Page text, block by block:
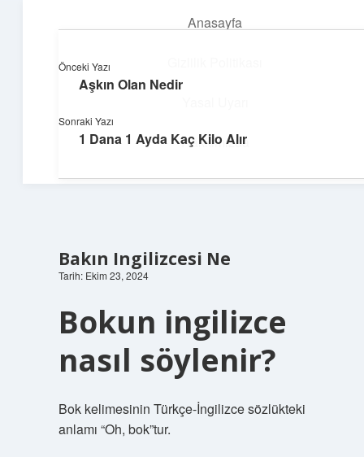
Anasayfa
Hakkımızda
Yumuşak Teknoloji Rehberi
Dijital dünyada huzurlu bir yolculuk!
Bakın Ingilizcesi Ne
Tarih: Ekim 23, 2024
Bokun ingilizce
nasıl söylenir?
Bok kelimesinin Türkçe-İngilizce sözlükteki
anlamı “Oh, bok”tur.
Önceki Yazı
Aşkın Olan Nedir
Sonraki Yazı
1 Dana 1 Ayda Kaç Kilo Alır